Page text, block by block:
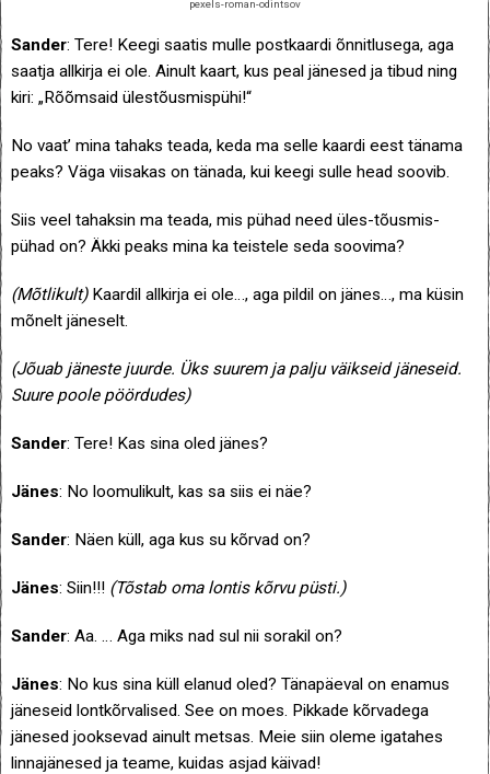
pexels-roman-odintsov
Sander: Tere! Keegi saatis mulle postkaardi õnnitlusega, aga
saatja allkirja ei ole. Ainult kaart, kus peal jänesed ja tibud ning
kiri: „Rõõmsaid ülestõusmispühi!“
No vaat’ mina tahaks teada, keda ma selle kaardi eest tänama
peaks? Väga viisakas on tänada, kui keegi sulle head soovib.
Siis veel tahaksin ma teada, mis pühad need üles-tõusmis-
pühad on? Äkki peaks mina ka teistele seda soovima?
(Mõtlikult)Kaardil allkirja ei ole…, aga pildil on jänes…, ma küsin
mõnelt jäneselt.
(Jõuab jäneste juurde. Üks suurem ja palju väikseid jäneseid.
Suure poole pöördudes)
Sander: Tere! Kas sina oled jänes?
Jänes: No loomulikult, kas sa siis ei näe?
Sander: Näen küll, aga kus su kõrvad on?
Jänes: Siin!!! (Tõstab oma lontis kõrvu püsti.)
Sander: Aa. … Aga miks nad sul nii sorakil on?
Jänes: No kus sina küll elanud oled? Tänapäeval on enamus
jäneseid lontkõrvalised. See on moes. Pikkade kõrvadega
jänesed jooksevad ainult metsas. Meie siin oleme igatahes
linnajänesed ja teame, kuidas asjad käivad!